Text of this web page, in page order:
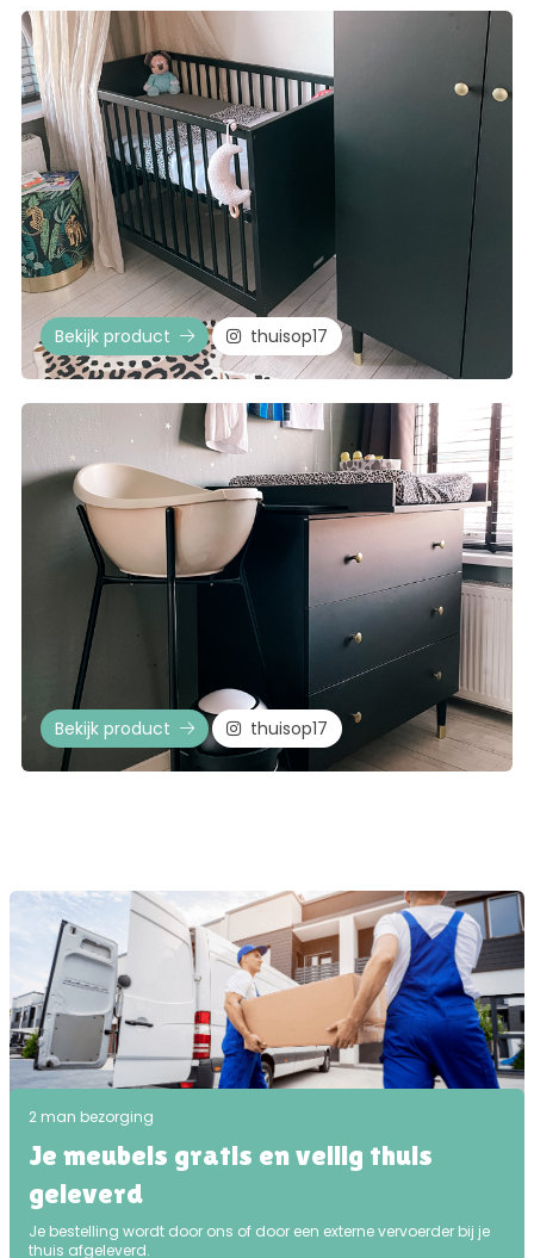
Bekijk product thuisop17
Bekijk product thuisop17
2 man bezorging
Je meubels gratis en veilig thuis
geleverd
Je bestelling wordt door ons of door een externe vervoerder bij je
thuis afgeleverd.